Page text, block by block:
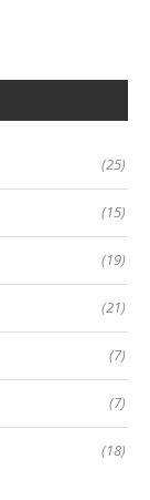
(25)
(15)
(19)
(21)
(7)
(7)
(18)